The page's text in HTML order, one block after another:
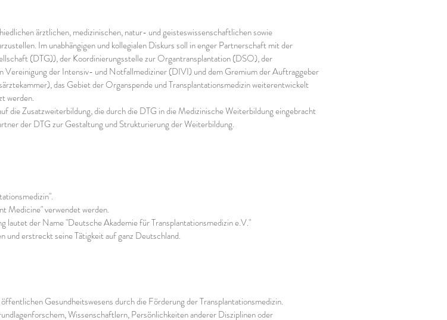
ärztlichen, medizinischen, natur- und geisteswissenschaftlichen sowie
Im unabhängigen und kollegialen Diskurs soll in enger Partnerschaft mit der
(DTG)), der Koordinierungsstelle zur Organtransplantation (DSO), der
der Intensiv- und Notfallmediziner (DIVI) und dem Gremium der Auftraggeber
das Gebiet der Organspende und Transplantationsmedizin weiterentwickelt
werden.
die Zusatzweiterbildung, die durch die DTG in die Medizinische Weiterbildung eingebracht
der DTG zur Gestaltung und Strukturierung der Weiterbildung.
Medicine" verwendet werden.
lautet der Name "Deutsche Akademie für Transplantationsmedizin e.V."
erstreckt seine Tätigkeit auf ganz Deutschland.
Gesundheitswesens durch die Förderung der Transplantationsmedizin.
Wissenschaftlern, Persönlichkeiten anderer Disziplinen oder